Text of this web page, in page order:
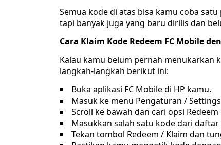
Semua kode di atas bisa kamu coba
tapi banyak juga yang baru dirilis dan
Cara Klaim Kode Redeem FC Mobile
Kalau kamu belum pernah menukarkan
langkah-langkah berikut ini:
Buka aplikasi FC Mobile di HP kamu.
Masuk ke menu Pengaturan /
Scroll ke bawah dan cari opsi
Masukkan salah satu kode dari daftar
Tekan tombol Redeem / Klaim dan